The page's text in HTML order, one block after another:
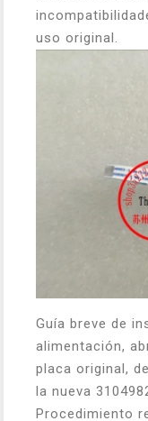
uso original.
Guía breve de
alimentación,
placa original,
la nueva
Procedimiento